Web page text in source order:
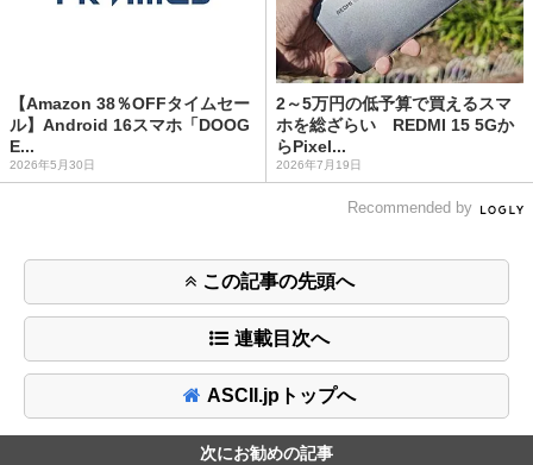
【Amazon 38％OFFタイムセー
ル】Android 16スマホ「DOOG
E...
2026年5月30日
2～5万円の低予算で買えるスマ
ホを総ざらい REDMI 15 5Gか
らPixel...
2026年7月19日
Recommended by
この記事の先頭へ
連載目次へ
ASCII.jpトップへ
次にお勧めの記事